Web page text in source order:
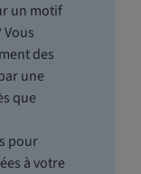
un motif
des
une
que
pour
à votre